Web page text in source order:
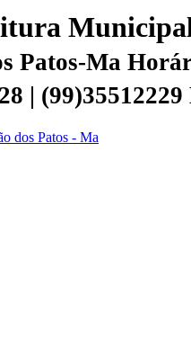
Patos-Ma
| (99)35512229
dos Patos - Ma